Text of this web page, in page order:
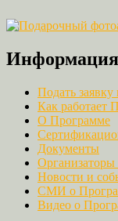
Подать
Как работает
О Программе
Документы
Новости и
СМИ о
Видео о